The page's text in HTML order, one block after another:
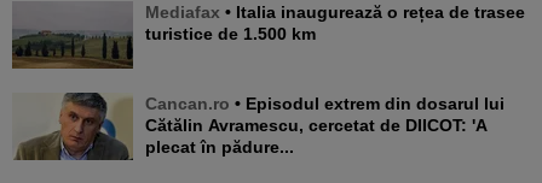
Mediafax • Italia inaugurează o rețea de trasee
turistice de 1.500 km
Cancan.ro • Episodul extrem din dosarul lui
Cătălin Avramescu, cercetat de DIICOT: 'A
plecat în pădure...